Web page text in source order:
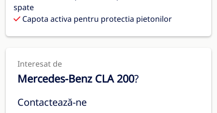
spate
Capota activa pentru protectia pietonilor
Interesat de
Mercedes-Benz CLA 200?
Contactează-ne